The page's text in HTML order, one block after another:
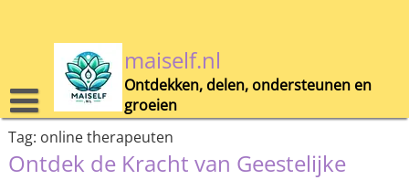
maiself.nl
Ontdekken, delen, ondersteunen en
groeien
Tag: online therapeuten
Ontdek de Kracht van Geestelijke